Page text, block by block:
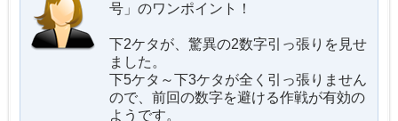
号」のワンポイント！
下2ケタが、驚異の2数字引っ張りを見せ
ました。
下5ケタ～下3ケタが全く引っ張りません
ので、前回の数字を避ける作戦が有効の
ようです。